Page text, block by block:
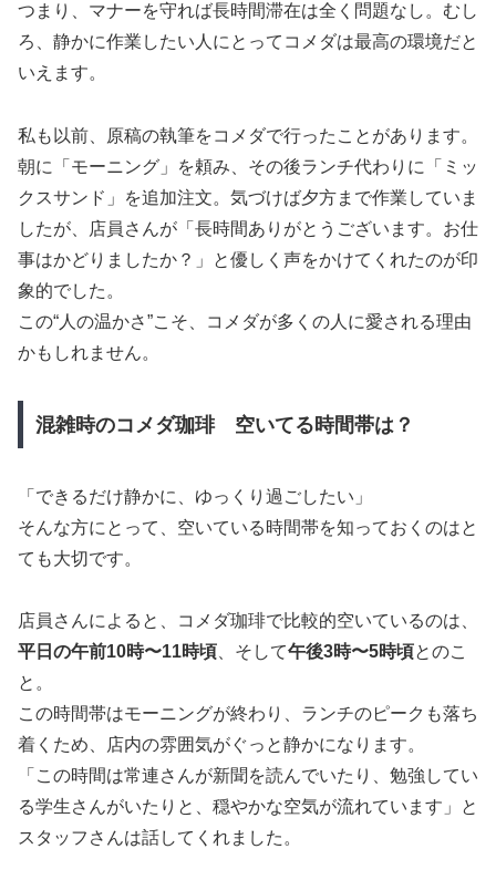
つまり、マナーを守れば長時間滞在は全く問題なし。むし
ろ、静かに作業したい人にとってコメダは最高の環境だと
いえます。
私も以前、原稿の執筆をコメダで行ったことがあります。
朝に「モーニング」を頼み、その後ランチ代わりに「ミッ
クスサンド」を追加注文。気づけば夕方まで作業していま
したが、店員さんが「長時間ありがとうございます。お仕
事はかどりましたか？」と優しく声をかけてくれたのが印
象的でした。
この“人の温かさ”こそ、コメダが多くの人に愛される理由
かもしれません。
混雑時のコメダ珈琲 空いてる時間帯は？
「できるだけ静かに、ゆっくり過ごしたい」
そんな方にとって、空いている時間帯を知っておくのはと
ても大切です。
店員さんによると、コメダ珈琲で比較的空いているのは、
平日の午前10時〜11時頃、そして午後3時〜5時頃とのこ
と。
この時間帯はモーニングが終わり、ランチのピークも落ち
着くため、店内の雰囲気がぐっと静かになります。
「この時間は常連さんが新聞を読んでいたり、勉強してい
る学生さんがいたりと、穏やかな空気が流れています」と
スタッフさんは話してくれました。